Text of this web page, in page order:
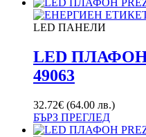
LED ПАНЕЛИ
LED ПЛАФОН
49063
32.72€ (64.00 лв.)
БЪРЗ ПРЕГЛЕД